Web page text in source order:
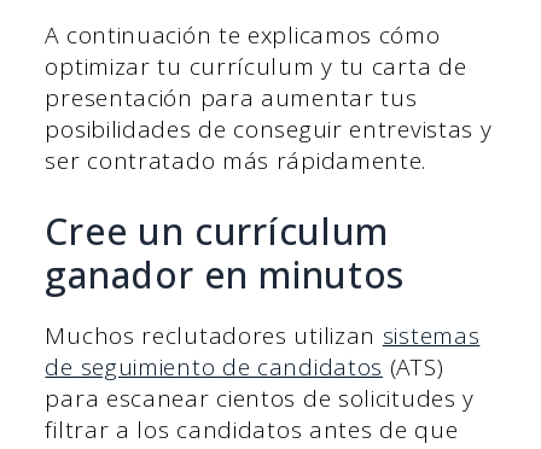
A continuación te explicamos cómo
optimizar tu currículum y tu carta de
presentación para aumentar tus
posibilidades de conseguir entrevistas y
ser contratado más rápidamente.
Cree un currículum
ganador en minutos
Muchos reclutadores utilizan sistemas
de seguimiento de candidatos (ATS)
para escanear cientos de solicitudes y
filtrar a los candidatos antes de que